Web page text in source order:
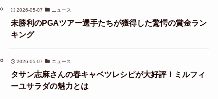
2026-05-07 ニュース
未勝利のPGAツアー選手たちが獲得した驚愕の賞金ラン
キング
2026-05-07 ニュース
タサン志麻さんの春キャベツレシピが大好評！ミルフィ
ーユサラダの魅力とは